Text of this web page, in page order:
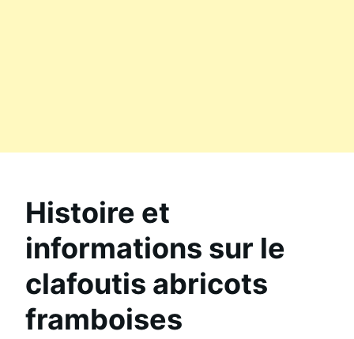
Histoire et
informations sur le
clafoutis abricots
framboises